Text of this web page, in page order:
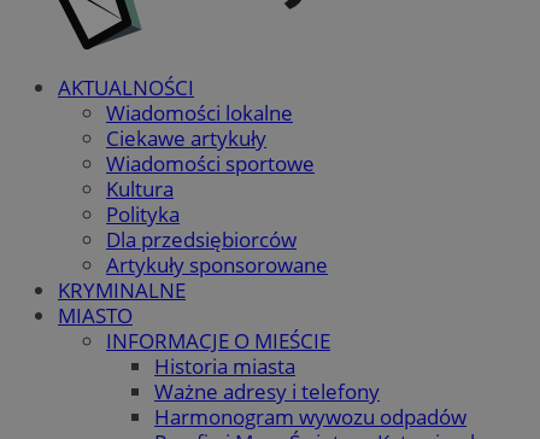
AKTUALNOŚCI
Wiadomości lokalne
Ciekawe artykuły
Wiadomości sportowe
Kultura
Polityka
Dla przedsiębiorców
Artykuły sponsorowane
KRYMINALNE
MIASTO
INFORMACJE O MIEŚCIE
Historia miasta
Ważne adresy i telefony
Harmonogram wywozu odpadów